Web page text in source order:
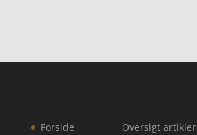
Forside
Oversigt artikler